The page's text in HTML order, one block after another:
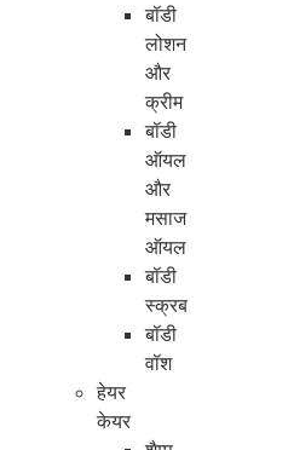
बॉडी
लोशन
और
क्रीम
बॉडी
ऑयल
और
मसाज
ऑयल
बॉडी
स्क्रब
बॉडी
वॉश
हेयर
केयर